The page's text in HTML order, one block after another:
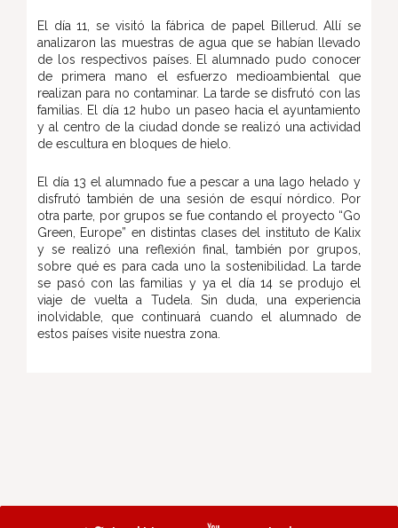
El día 11, se visitó la fábrica de papel Billerud. Allí se
analizaron las muestras de agua que se habían llevado
de los respectivos países. El alumnado pudo conocer
de primera mano el esfuerzo medioambiental que
realizan para no contaminar. La tarde se disfrutó con las
familias. El día 12 hubo un paseo hacia el ayuntamiento
y al centro de la ciudad donde se realizó una actividad
de escultura en bloques de hielo.
El día 13 el alumnado fue a pescar a una lago helado y
disfrutó también de una sesión de esquí nórdico. Por
otra parte, por grupos se fue contando el proyecto “Go
Green, Europe” en distintas clases del instituto de Kalix
y se realizó una reflexión final, también por grupos,
sobre qué es para cada uno la sostenibilidad. La tarde
se pasó con las familias y ya el día 14 se produjo el
viaje de vuelta a Tudela. Sin duda, una experiencia
inolvidable, que continuará cuando el alumnado de
estos países visite nuestra zona.